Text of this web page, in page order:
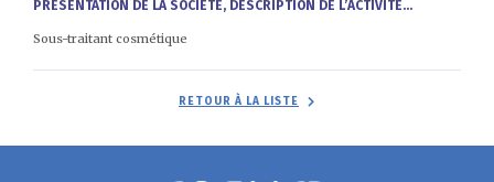
PRÉSENTATION DE LA SOCIÉTÉ, DESCRIPTION DE L’ACTIVITÉ...
Sous-traitant cosmétique
RETOUR À LA LISTE